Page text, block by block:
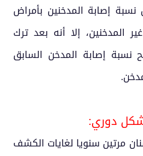
نسبة إصابة المدخنين بأمراض
المدخنين، إلا أنه بعد ترك
نسبة إصابة المدخن السابق
مرتين سنويا لغايات الكشف